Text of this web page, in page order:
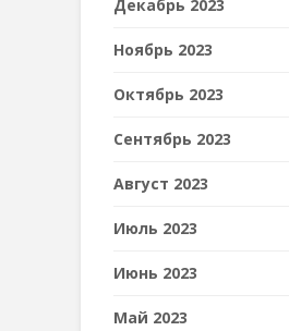
Декабрь 2023
Ноябрь 2023
Октябрь 2023
Сентябрь 2023
Август 2023
Июль 2023
Июнь 2023
Май 2023